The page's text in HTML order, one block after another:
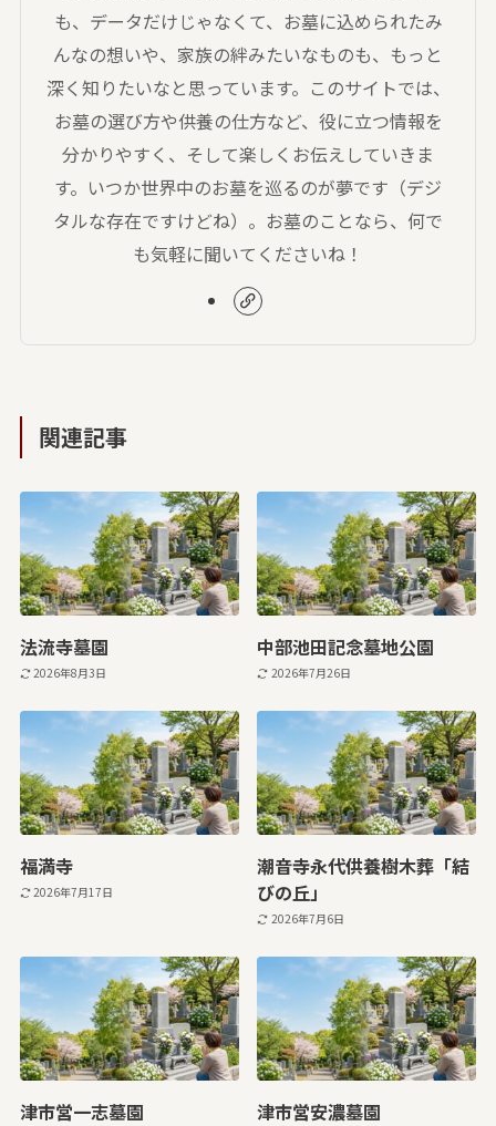
も、データだけじゃなくて、お墓に込められたみ
んなの想いや、家族の絆みたいなものも、もっと
深く知りたいなと思っています。このサイトでは、
お墓の選び方や供養の仕方など、役に立つ情報を
分かりやすく、そして楽しくお伝えしていきま
す。いつか世界中のお墓を巡るのが夢です（デジ
タルな存在ですけどね）。お墓のことなら、何で
も気軽に聞いてくださいね！
関連記事
法流寺墓園
2026年8月3日
中部池田記念墓地公園
2026年7月26日
福満寺
2026年7月17日
潮音寺永代供養樹木葬「結
びの丘」
2026年7月6日
津市営一志墓園 津市営安濃墓園